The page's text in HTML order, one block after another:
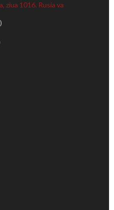
ziua 1016. Rusia va